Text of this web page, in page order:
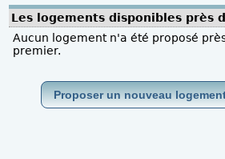
Les logements disponibles près
Aucun logement n'a été proposé
premier.
Proposer un nouveau